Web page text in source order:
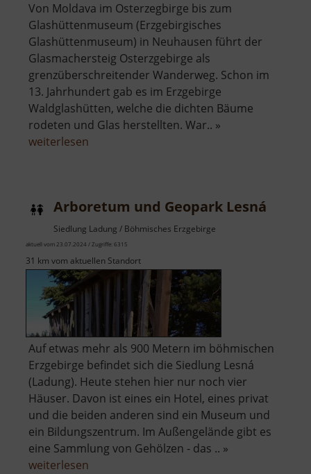
Von Moldava im Osterzegbirge bis zum
Glashüttenmuseum (Erzgebirgisches
Glashüttenmuseum) in Neuhausen führt der
Glasmachersteig Osterzgebirge als
grenzüberschreitender Wanderweg. Schon im
13. Jahrhundert gab es im Erzgebirge
Waldglashütten, welche die dichten Bäume
rodeten und Glas herstellten. War.. »
weiterlesen
Arboretum und Geopark Lesná
Siedlung Ladung / Böhmisches Erzgebirge
aktuell vom 23.07.2024 / Zugriffe: 6315
31 km vom aktuellen Standort
Auf etwas mehr als 900 Metern im böhmischen
Erzgebirge befindet sich die Siedlung Lesná
(Ladung). Heute stehen hier nur noch vier
Häuser. Davon ist eines ein Hotel, eines privat
und die beiden anderen sind ein Museum und
ein Bildungszentrum. Im Außengelände gibt es
eine Sammlung von Gehölzen - das .. »
weiterlesen